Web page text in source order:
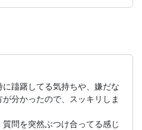
躊躇してる気持ちや、嫌だな
分かったので、スッキリしま
問を突然ぶつけ合ってる感じ